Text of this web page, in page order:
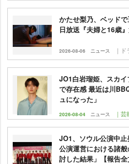
かたせ梨乃、ベッド
日放送『夫婦と16歳
2026-08-06 ニュース ｜ド
JO1白岩瑠姫、スカ
で存在感 最近は川
ュになった」
2026-08-04 ニュース ｜芸
JO1、ソウル公演中
公演運営における諸
討した結果」【報告全